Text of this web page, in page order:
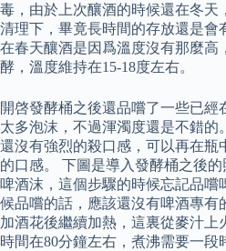
毒，由於上次釀酒的時候還在冬天
清理下，畢竟長時間的存放還是會
在春天釀酒是因爲溫度沒有那麼高
酵，溫度維持在15-18度左右。
開啓發酵桶之後還品嚐了一些已經
太多泡沫，不過渾濁度還是不錯的
還沒有強烈的殺口感，可以再在瓶
的口感。 下圖是導入發酵桶之後
啤酒沫，這個步驟的時候忘記品
候品嚐的話，應該還沒有啤酒專有
加酒花後繼續加熱，這裏從麥汁上
時間在80分鐘左右，煮沸需要一